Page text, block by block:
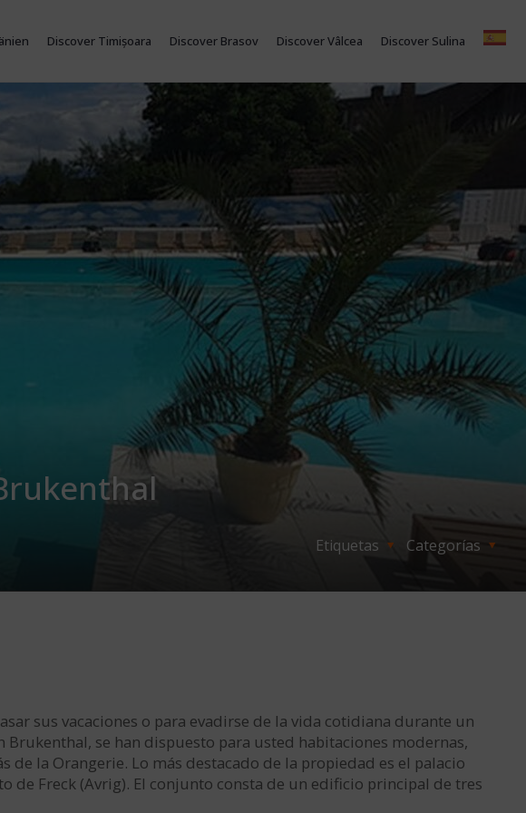
Discover Timișoara Discover Brasov Discover Vâlcea Discover Sulina
Categorías
Etiquetas
sus vacaciones o para evadirse de la vida cotidiana durante un
se han dispuesto para usted habitaciones modernas,
de la Orangerie. Lo más destacado de la propiedad es el palacio
de Freck (Avrig). El conjunto consta de un edificio principal de tres